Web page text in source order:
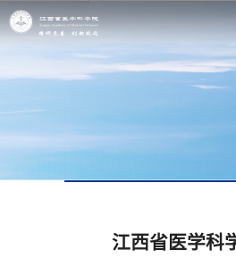
江西省医学科